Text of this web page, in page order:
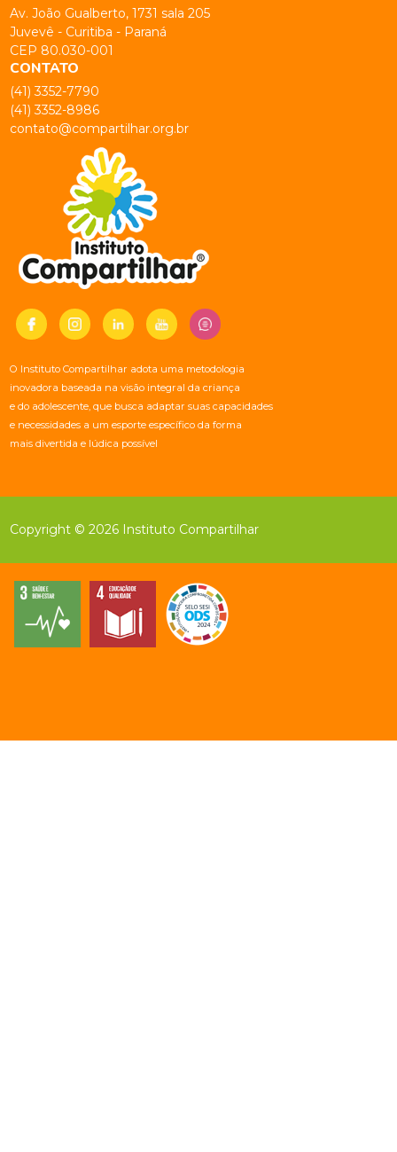
Av. João Gualberto, 1731 sala 205
Juvevê - Curitiba - Paraná
CEP 80.030-001
CONTATO
(41) 3352-7790
(41) 3352-8986
contato@compartilhar.org.br
O Instituto Compartilhar adota uma metodologia
inovadora baseada na visão integral da criança
e do adolescente, que busca adaptar suas capacidades
e necessidades a um esporte específico da forma
mais divertida e lúdica possível
Copyright © 2026 Instituto Compartilhar